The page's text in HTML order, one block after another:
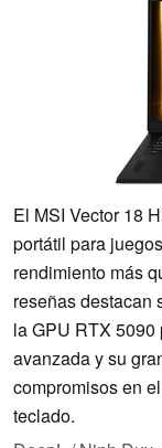
El MSI Vector 18
portátil para
rendimiento más
reseñas destacan
la GPU RTX
avanzada y su
compromisos en
teclado.